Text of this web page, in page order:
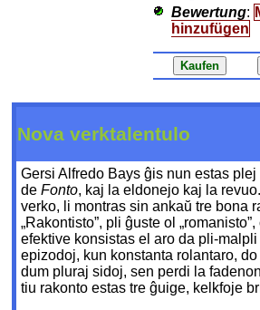
Bewertung:
hinzufügen
Nova verktalentulo
Gersi Alfredo Bays ĝis nun estas
deFonto, kaj la eldonejo kaj la
verko, li montras sin ankaŭ tre bona
„Rakontisto”, pli ĝuste ol
efektive konsistas el aro da pli-
epizodoj, kun konstanta rolantaro,
dum pluraj sidoj, sen perdi la
tiu rakonto estas tre ĝuige, kelkfoje